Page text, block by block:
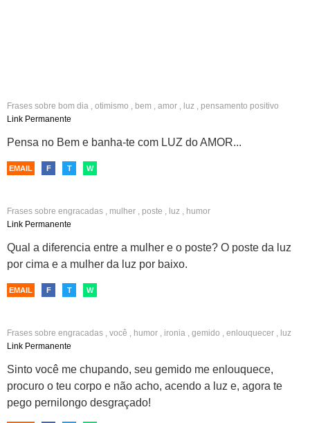
Frases sobre bom dia , otimismo , bem , amor , luz , pensamento positivo
Link Permanente
Pensa no Bem e banha-te com LUZ do AMOR...
EMAIL F T W
Frases sobre engracadas , mulher , poste , luz , humor
Link Permanente
Qual a diferencia entre a mulher e o poste? O poste da luz
por cima e a mulher da luz por baixo.
EMAIL F T W
Frases sobre engracadas , você , humor , ironia , gemido , enlouquecer , luz
Link Permanente
Sinto você me chupando, seu gemido me enlouquece,
procuro o teu corpo e não acho, acendo a luz e, agora te
pego pernilongo desgraçado!